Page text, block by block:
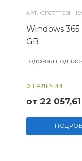
АРТ.
Windows 365
GB
Годовая
В НАЛИЧИИ
от 22